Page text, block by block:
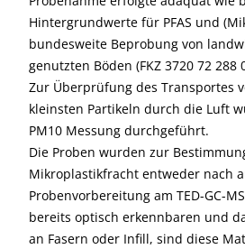
Hintergrundwerte für PFAS und
bundesweite Beprobung von
genutzten Böden (FKZ 3720 72 288
Zur Überprüfung des Transportes
kleinsten Partikeln durch die Luft
PM10 Messung durchgeführt.
Die Proben wurden zur
Mikroplastikfracht entweder nach
Probenvorbereitung am TED-GC-
bereits optisch erkennbaren und
an Fasern oder Infill, sind diese